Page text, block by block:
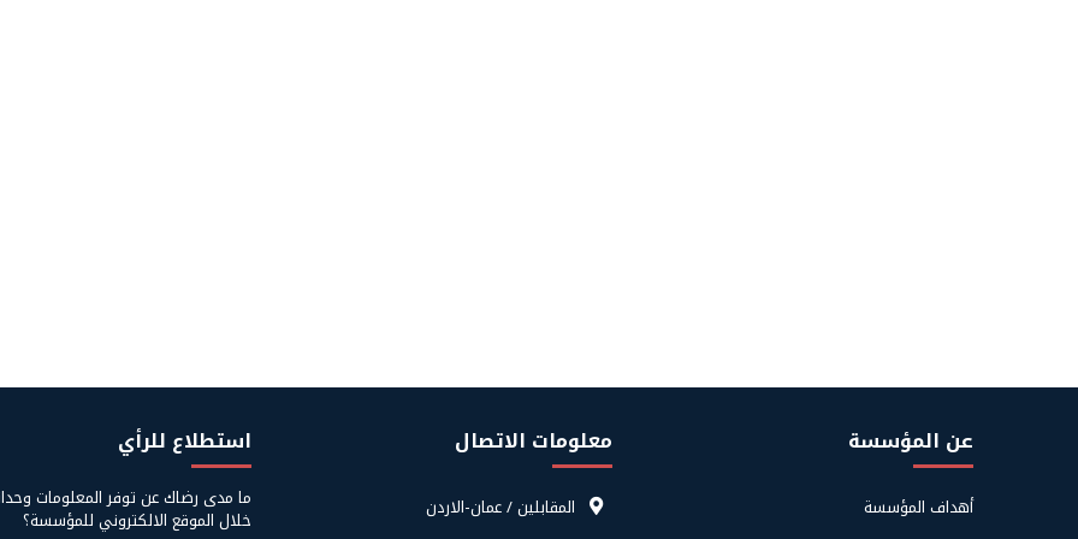
عن المؤسسة
Footer
About
أهداف المؤسسة
معلومات الاتصال
قائمة
معلومات
المقابلين / عمان-الاردن
استطلاع للرأي
ما مدى رضاك عن توفر المعلومات
خلال الموقع الالكتروني للمؤسسة؟